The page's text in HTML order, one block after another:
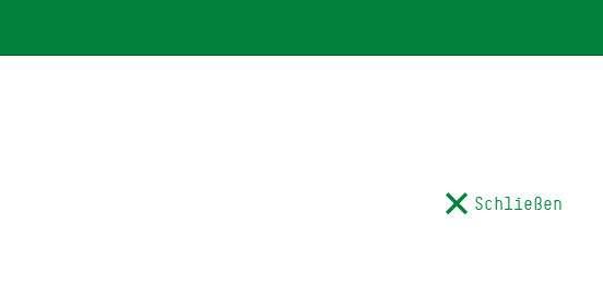
Schließen